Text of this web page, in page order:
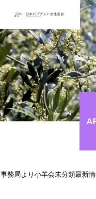
事務局より小羊会未分類最新